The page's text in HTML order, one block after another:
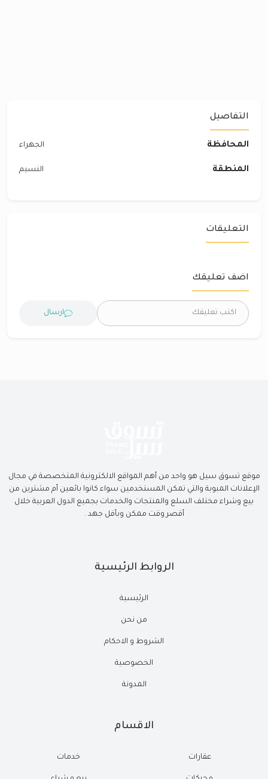
التفاصيل
المحافظة الجهراء
المنطقة النسيم
التعليقات
اضف تعليقك
ارسال
موقع تسوق سيل هو واحد من أهم المواقع الالكترونية المتخصصة في مجال
الإعلانات المبوبة والتي تمكن المستخدمين سواء كانوا بائعين أم مشترين من
بيع وشراء مختلف السلع والمنتجات والخدمات بجميع الدول العربية خلال
أقصر وقت ممكن وبأقل جهد .
الروابط الرئيسية
الرئيسية
من نحن
الشروط و الاحكام
الخصوصية
المدونة
الاقسام
عقارات خدمات